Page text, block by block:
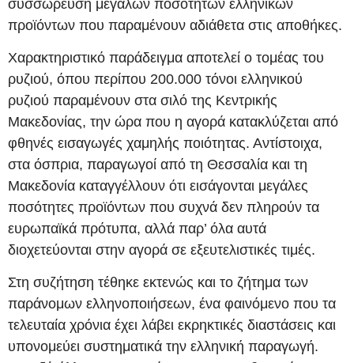
συσσώρευση μεγάλων ποσοτήτων ελληνικών
προϊόντων που παραμένουν αδιάθετα στις αποθήκες.
Χαρακτηριστικό παράδειγμα αποτελεί ο τομέας του
ρυζιού, όπου περίπου 200.000 τόνοι ελληνικού
ρυζιού παραμένουν στα σιλό της Κεντρικής
Μακεδονίας, την ώρα που η αγορά κατακλύζεται από
φθηνές εισαγωγές χαμηλής ποιότητας. Αντίστοιχα,
στα όσπρια, παραγωγοί από τη Θεσσαλία και τη
Μακεδονία καταγγέλλουν ότι εισάγονται μεγάλες
ποσότητες προϊόντων που συχνά δεν πληρούν τα
ευρωπαϊκά πρότυπα, αλλά παρ’ όλα αυτά
διοχετεύονται στην αγορά σε εξευτελιστικές τιμές.
Στη συζήτηση τέθηκε εκτενώς και το ζήτημα των
παράνομων ελληνοποιήσεων, ένα φαινόμενο που τα
τελευταία χρόνια έχει λάβει εκρηκτικές διαστάσεις και
υπονομεύει συστηματικά την ελληνική παραγωγή.